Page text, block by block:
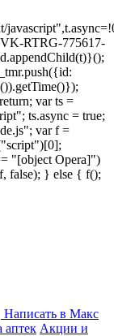
RTRG-775617-
var ts =
ts.async = true;
var f =
"[object Opera]")
false); } else { f();
Написать в Макс
аптек Акции и